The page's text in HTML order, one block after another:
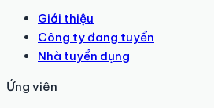
Giới thiệu
Công ty đang tuyển
Nhà tuyển dụng
Ứng viên